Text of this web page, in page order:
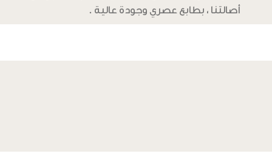
أصالتنا ، بطابع عصري وجودة عالية .